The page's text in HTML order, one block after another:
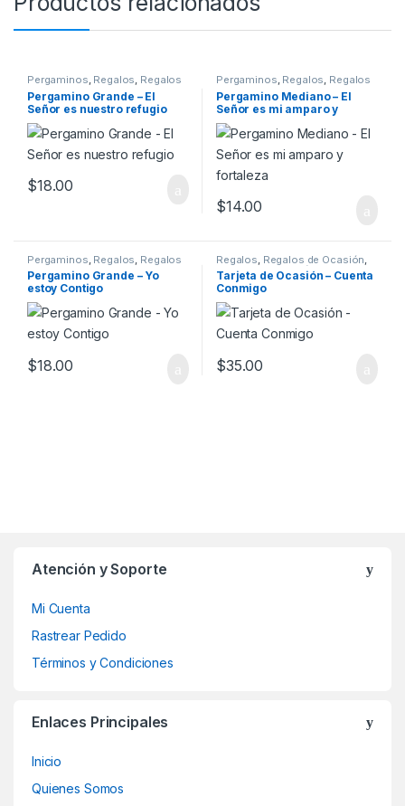
Pergaminos Regalos Regalos
para el hogar
Pergamino Grande – El
Señor es nuestro refugio
$18.00
Pergaminos Regalos Regalos
para el hogar
Pergamino Mediano – El
Señor es mi amparo y
fortaleza
$14.00
Pergaminos Regalos Regalos
para el hogar
Pergamino Grande – Yo
estoy Contigo
$18.00
Regalos Regalos de Ocasión
Tarjetas de Ocasión
Tarjeta de Ocasión – Cuenta
Conmigo
$35.00
Atención y Soporte
Mi Cuenta
Rastrear Pedido
Términos y Condiciones
Enlaces Principales
Inicio
Quienes Somos